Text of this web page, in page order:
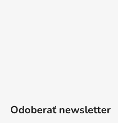
Odoberať newsletter